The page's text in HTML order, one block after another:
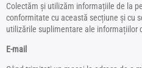
Colectăm și utilizăm informațiile de la
conformitate cu această secțiune și cu
utilizările suplimentare ale informațiilor
E-mail